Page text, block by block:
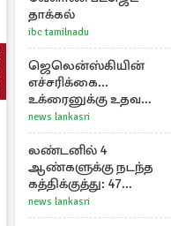
தாக்கல்
ibc tamilnadu
ஜெலென்ஸ்கியின்
எச்சரிக்கை...
உக்ரைனுக்கு உதவ
தீவிரமாகக் களமிறங்கிய
நேட்டோ
news lankasri
லண்டனில் 4
ஆண்களுக்கு நடந்த
கத்திக்குத்து: 47
வயதுடைய பெண்
ஒருவர் கைது
news lankasri